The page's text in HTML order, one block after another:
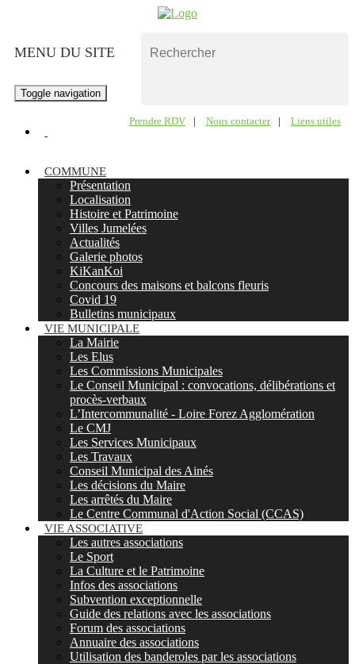
Prendre RDV | Nous contacter | Liens utiles
MENU DU SITE
Toggle navigation
COMMUNE
Présentation
Localisation
Histoire et Patrimoine
Villes Jumelées
Actualités
Galerie photos
KiKanKoi
Concours des maisons et balcons fleuris
Covid 19
Bulletins municipaux
VIE MUNICIPALE
La Mairie
Les Elus
Les Commissions Municipales
Le Conseil Municipal : convocations, délibérations et
procès-verbaux
L’Intercommunalité - Loire Forez Agglomération
Le CMJ
Les Services Municipaux
Les Travaux
Conseil Municipal des Ainés
Les décisions du Maire
Les arrêtés du Maire
Le Centre Communal d'Action Social (CCAS)
VIE ASSOCIATIVE
Les autres associations
Le Sport
La Culture et le Patrimoine
Infos des associations
Subvention exceptionnelle
Guide des relations avec les associations
Forum des associations
Annuaire des associations
Utilisation des banderoles par les associations